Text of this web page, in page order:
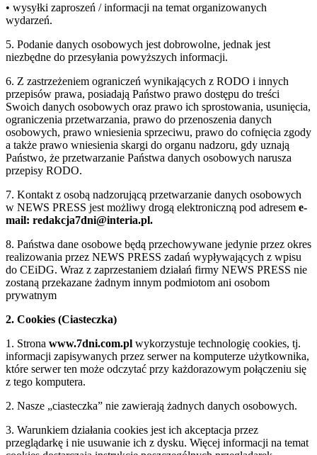
• wysyłki zaproszeń / informacji na temat organizowanych
wydarzeń.
5. Podanie danych osobowych jest dobrowolne, jednak jest
niezbędne do przesyłania powyższych informacji.
6. Z zastrzeżeniem ograniczeń wynikających z RODO i innych
przepisów prawa, posiadają Państwo prawo dostępu do treści
Swoich danych osobowych oraz prawo ich sprostowania, usunięcia,
ograniczenia przetwarzania, prawo do przenoszenia danych
osobowych, prawo wniesienia sprzeciwu, prawo do cofnięcia zgody
a także prawo wniesienia skargi do organu nadzoru, gdy uznają
Państwo, że przetwarzanie Państwa danych osobowych narusza
przepisy RODO.
7. Kontakt z osobą nadzorującą przetwarzanie danych osobowych
w NEWS PRESS jest możliwy drogą elektroniczną pod adresem e-
mail: redakcja7dni@interia.pl.
8. Państwa dane osobowe będą przechowywane jedynie przez okres
realizowania przez NEWS PRESS zadań wypływających z wpisu
do CEiDG. Wraz z zaprzestaniem działań firmy NEWS PRESS nie
zostaną przekazane żadnym innym podmiotom ani osobom
prywatnym
2. Cookies (Ciasteczka)
1. Strona www.7dni.com.pl wykorzystuje technologię cookies, tj.
informacji zapisywanych przez serwer na komputerze użytkownika,
które serwer ten może odczytać przy każdorazowym połączeniu się
z tego komputera.
2. Nasze „ciasteczka” nie zawierają żadnych danych osobowych.
3. Warunkiem działania cookies jest ich akceptacja przez
przeglądarkę i nie usuwanie ich z dysku. Więcej informacji na temat